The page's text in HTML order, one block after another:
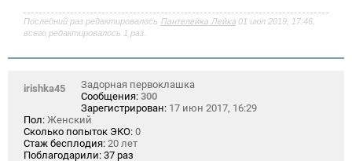
Последний раз редактировалось Пантелейка Лейка 01 июл 2019, 17:46,
всего редактировалось 1 раз.
irishka45
Задорная первоклашка
Сообщения: 300
Зарегистрирован: 17 июн 2017, 16:29
Пол: Женский
Сколько попыток ЭКО: 0
Стаж бесплодия: 20 лет
Поблагодарили: 37 раз